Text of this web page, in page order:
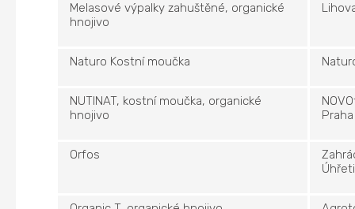
Melasové výpalky zahuštěné, organické
hnojivo
Naturo Kostní moučka
NUTINAT, kostní moučka, organické
hnojivo
Praha
Orfos